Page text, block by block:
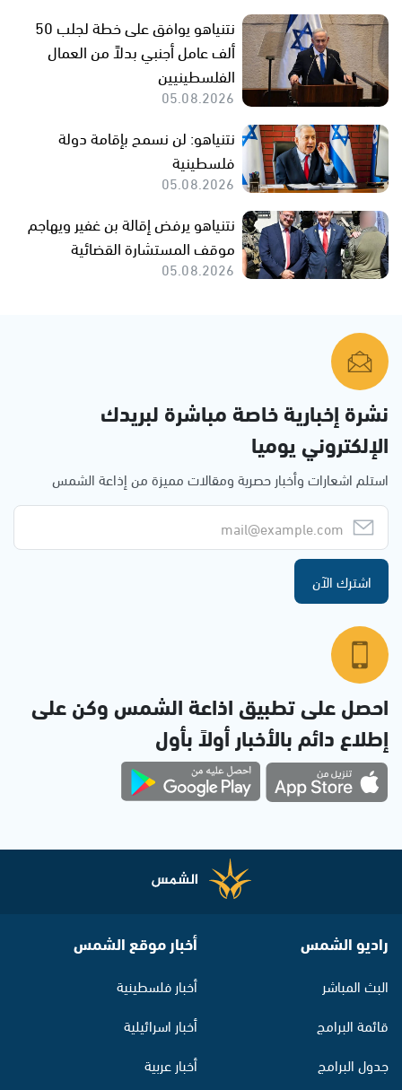
نتنياهو يوافق على خطة لجلب 50
ألف عامل أجنبي بدلاً من العمال
الفلسطينيين
05.08.2026
نتنياهو: لن نسمح بإقامة دولة
فلسطينية
05.08.2026
نتنياهو يرفض إقالة بن غفير ويهاجم
موقف المستشارة القضائية
05.08.2026
نشرة إخبارية خاصة مباشرة لبريدك
الإلكتروني يوميا
استلم اشعارات وأخبار حصرية ومقالات مميزة من إذاعة الشمس
اشترك الآن
احصل على تطبيق اذاعة الشمس وكن على
إطلاع دائم بالأخبار أولاً بأول
راديو الشمس
البث المباشر
قائمة البرامج
جدول البرامج
أخبار موقع الشمس
أخبار فلسطينية
أخبار اسرائيلية
أخبار عربية